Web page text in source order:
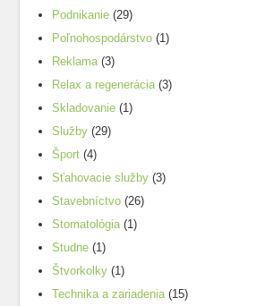
Podnikanie (29)
Poľnohospodárstvo (1)
Reklama(3)
Relax a regenerácia(3)
Skladovanie (1)
Služby (29)
Šport (4)
Sťahovacie služby (3)
Stavebníctvo (26)
Stomatológia(1)
Studne (1)
Štvorkolky (1)
Technika a zariadenia(15)